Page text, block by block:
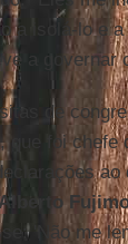
a isolá-lo e
a governar
de
, que foi chefe
'Não me